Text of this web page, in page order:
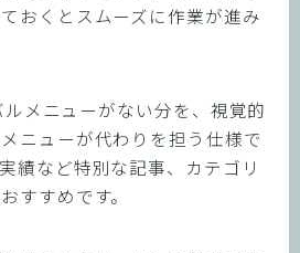
おくとスムーズに作業が進み
メニューがない分を、視覚的
ニューが代わりを担う仕様で
績など特別な記事、カテゴリ
すすめです。